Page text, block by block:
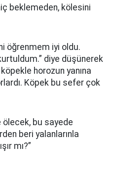
beklemeden, kölesini
öğrenmem iyi oldu.
diye düşünerek
horozun yanına
Köpek bu sefer çok
ölecek, bu sayede
beri yalanlarınla
mı?”